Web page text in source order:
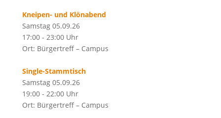
Kneipen- und Klönabend
Samstag 05.09.26
17:00 - 23:00 Uhr
Ort: Bürgertreff – Campus
Single-Stammtisch
Samstag 05.09.26
19:00 - 22:00 Uhr
Ort: Bürgertreff – Campus